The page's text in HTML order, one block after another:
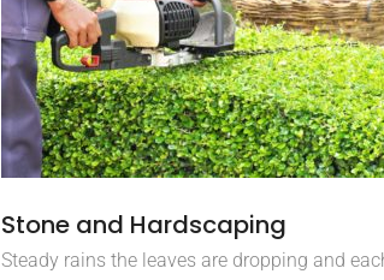
Stone and Hardscaping
Steady rains the leaves are dropping and